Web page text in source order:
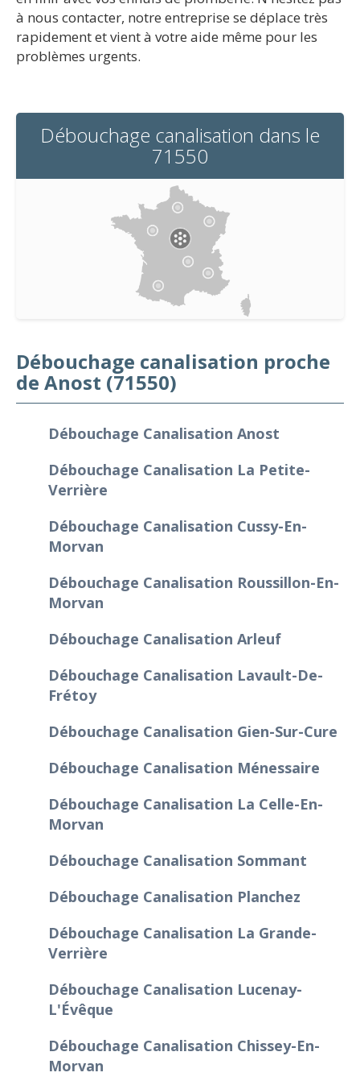
à nous contacter, notre entreprise se déplace très
rapidement et vient à votre aide même pour les
problèmes urgents.
Débouchage canalisation dans le
71550
Débouchage canalisation proche
de Anost (71550)
Débouchage Canalisation Anost
Débouchage Canalisation La Petite-
Verrière
Débouchage Canalisation Cussy-En-
Morvan
Débouchage Canalisation Roussillon-En-
Morvan
Débouchage Canalisation Arleuf
Débouchage Canalisation Lavault-De-
Frétoy
Débouchage Canalisation Gien-Sur-Cure
Débouchage Canalisation Ménessaire
Débouchage Canalisation La Celle-En-
Morvan
Débouchage Canalisation Sommant
Débouchage Canalisation Planchez
Débouchage Canalisation La Grande-
Verrière
Débouchage Canalisation Lucenay-
L'Évêque
Débouchage Canalisation Chissey-En-
Morvan